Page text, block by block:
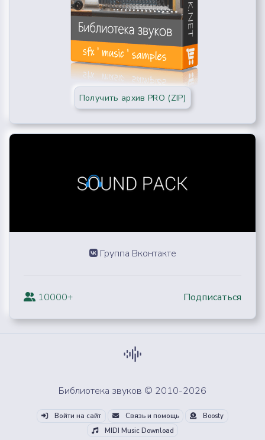
Получить архив PRO (ZIP)
Группа Вконтакте
10000+ Подписаться
Библиотека звуков © 2010-2026
Войти на сайт Связь и помощь
Boosty
MIDI Music Download